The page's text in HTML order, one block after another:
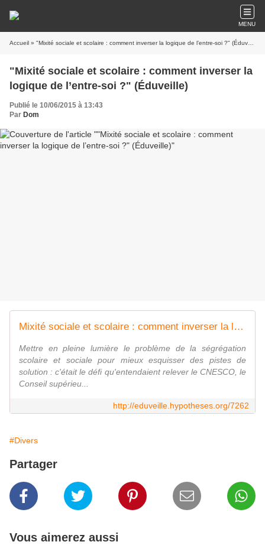
MENU
Accueil » "Mixité sociale et scolaire : comment inverser la logique de l’entre-soi ?" (Éduveille)
"Mixité sociale et scolaire : comment inverser la
logique de l’entre-soi ?" (Éduveille)
Publié le 10/06/2015 à 13:43
Par Dom
Mixité sociale et scolaire : comment inverser la logique de l'entre-soi ?
Mettre en pleine lumière le problème de la ségrégation
scolaire et sociale pour mieux esquisser des pistes de
solution : c'était le défi qu'entendaient relever le CNESCO, le
Conseil supérieu...
http://eduveille.hypotheses.org/7262
#Divers
Partager
Vous aimerez aussi